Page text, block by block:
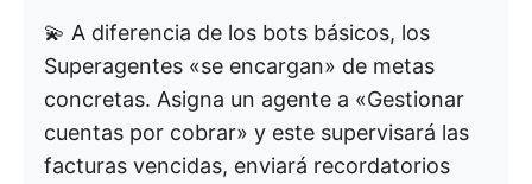
💫 A diferencia de los bots básicos, los
Superagentes «se encargan» de metas
concretas. Asigna un agente a «Gestionar
cuentas por cobrar» y este supervisará las
facturas vencidas, enviará recordatorios